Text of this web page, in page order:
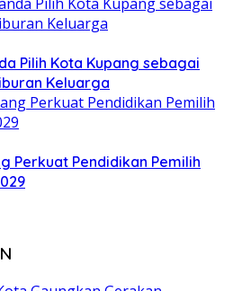
Pilih Kota Kupang sebagai
Keluarga
Perkuat Pendidikan Pemilih